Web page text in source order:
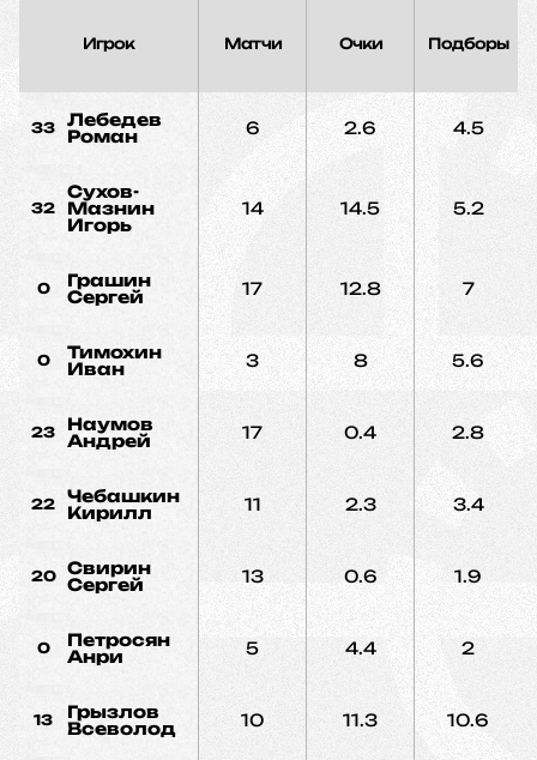
Игрок Матчи Очки Подборы
33
Лебедев
Роман
6 2.6 4.5
32
Сухов-
Мазнин
Игорь
14 14.5 5.2
0
Грашин
Сергей
17 12.8 7
0
Тимохин
Иван
3 8 5.6
23
Наумов
Андрей
17 0.4 2.8
22
Чебашкин
Кирилл
11 2.3 3.4
20
Свирин
Сергей
13 0.6 1.9
0
Петросян
Анри
5 4.4 2
13
Грызлов
Всеволод
10 11.3 10.6